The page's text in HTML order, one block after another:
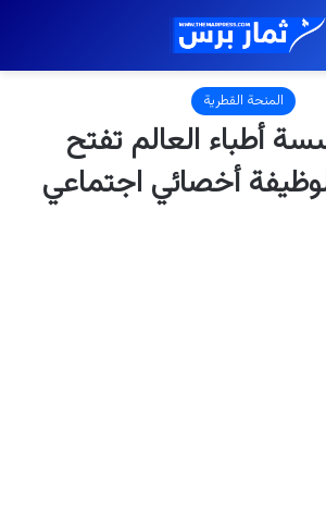
المنحة القطرية
أطباء العالم تفتح
أخصائي اجتماعي